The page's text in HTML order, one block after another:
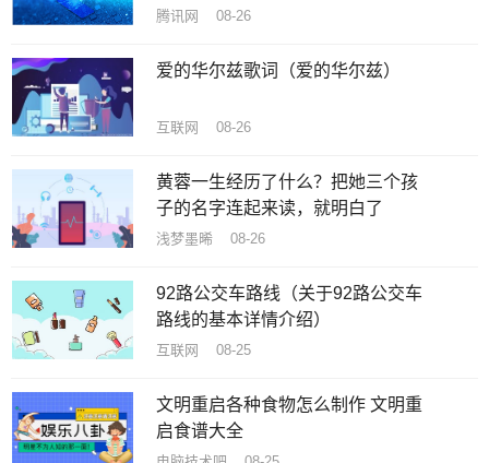
腾讯网 08-26
爱的华尔兹歌词（爱的华尔兹）
互联网 08-26
黄蓉一生经历了什么？把她三个孩
子的名字连起来读，就明白了
浅梦墨晞 08-26
92路公交车路线（关于92路公交车
路线的基本详情介绍）
互联网 08-25
文明重启各种食物怎么制作 文明重
启食谱大全